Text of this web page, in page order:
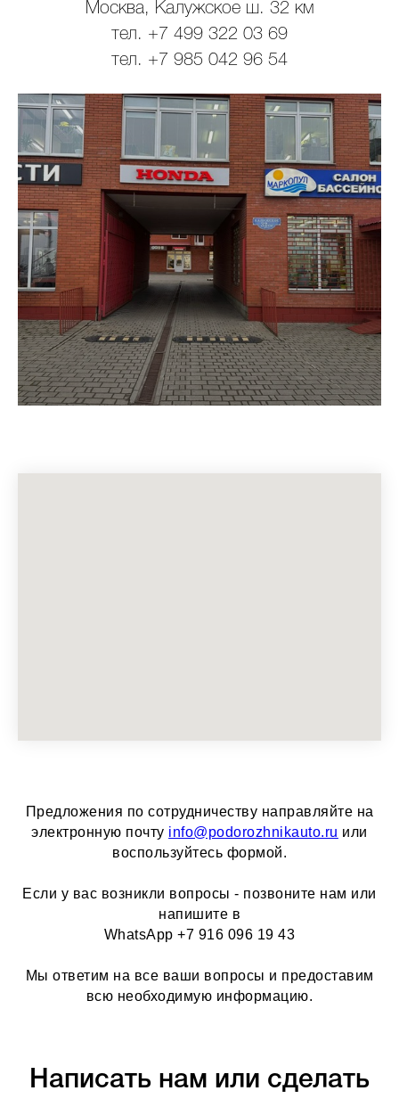
Москва, Калужское ш. 32 км
тел. +7 499 322 03 69
тел. +7 985 042 96 54
Предложения по сотрудничеству направляйте на
электронную почту info@podorozhnikauto.ru или
воспользуйтесь формой.
Если у вас возникли вопросы - позвоните нам или
напишите в
WhatsApp +7 916 096 19 43
Мы ответим на все ваши вопросы и предоставим
всю необходимую информацию.
Написать нам или сделать